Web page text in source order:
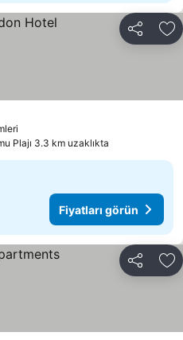
Paylaş
Plajı 3.3 km uzaklıkta
Fiyatları görün
Paylaş